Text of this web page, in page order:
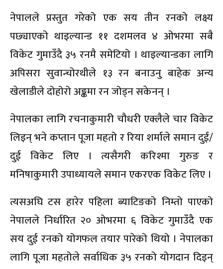
नेपालले प्रस्तुत गरेको एक सय तीन रनको लक्ष्य
पछ्याएको थाइल्यान्ड ११ दशमलव ४ ओभरमा सबै
विकेट गुमाउँदै ३५ रनमै समेटियो । थाइल्यान्डका लागि
अपिसरा सुवान्चोरथीले १३ रन बनाउनु बाहेक अन्य
खेलाडीले दोहोरो अङ्कमा रन जोड्न सकेनन् ।
नेपालका लागि रचनाकुमारी चौधरी एक्लैले चार विकेट
लिइन् भने कप्तान पूजा महतो र रिया शर्माले समान दुई/
दुई विकेट लिए । त्यसैगरी करिश्मा गुरुङ र
मनिषाकुमारी उपाध्यायले समान एकरएक विकेट लिए ।
त्यसअघि टस हारेर पहिला ब्याटिङको निम्तो पाएको
नेपालले निर्धारित २० ओभरमा ६ विकेट गुमाउँदै एक
सय दुई रनको योगफल तयार पारेको थियो । नेपालका
लागि पूजा महतोले सर्वाधिक ३५ रनको योगदान दिइन्